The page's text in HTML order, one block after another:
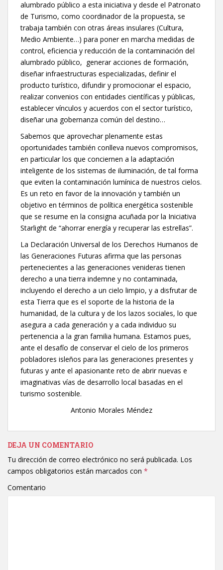
alumbrado público a esta iniciativa y desde el Patronato
de Turismo, como coordinador de la propuesta, se
trabaja también con otras áreas insulares (Cultura,
Medio Ambiente…) para poner en marcha medidas de
control, eficiencia y reducción de la contaminación del
alumbrado público, generar acciones de formación,
diseñar infraestructuras especializadas, definir el
producto turístico, difundir y promocionar el espacio,
realizar convenios con entidades científicas y públicas,
establecer vínculos y acuerdos con el sector turístico,
diseñar una gobernanza común del destino…
Sabemos que aprovechar plenamente estas
oportunidades también conlleva nuevos compromisos,
en particular los que conciernen a la adaptación
inteligente de los sistemas de iluminación, de tal forma
que eviten la contaminación lumínica de nuestros cielos.
Es un reto en favor de la innovación y también un
objetivo en términos de política energética sostenible
que se resume en la consigna acuñada por la Iniciativa
Starlight de “ahorrar energía y recuperar las estrellas”.
La Declaración Universal de los Derechos Humanos de
las Generaciones Futuras afirma que las personas
pertenecientes a las generaciones venideras tienen
derecho a una tierra indemne y no contaminada,
incluyendo el derecho a un cielo limpio, y a disfrutar de
esta Tierra que es el soporte de la historia de la
humanidad, de la cultura y de los lazos sociales, lo que
asegura a cada generación y a cada individuo su
pertenencia a la gran familia humana. Estamos pues,
ante el desafío de conservar el cielo de los primeros
pobladores isleños para las generaciones presentes y
futuras y ante el apasionante reto de abrir nuevas e
imaginativas vías de desarrollo local basadas en el
turismo sostenible.
Antonio Morales Méndez
DEJA UN COMENTARIO
Tu dirección de correo electrónico no será publicada. Los
campos obligatorios están marcados con *
Comentario